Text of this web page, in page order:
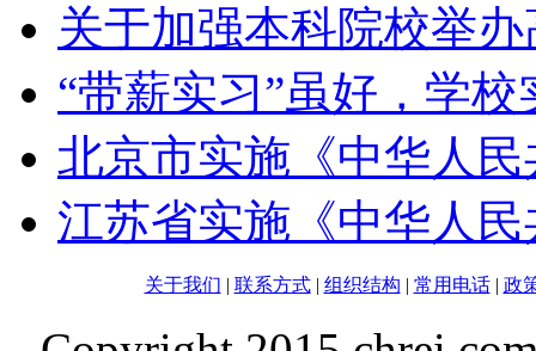
关于加强本科院校举
“带薪实习”虽好，学
北京市实施《中华人
江苏省实施《中华人
关于我们 | 联系方式| 组织结构 | 常用电话| 政